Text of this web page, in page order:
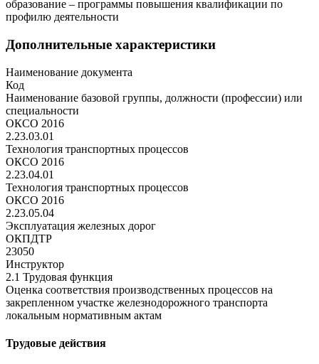
образование – программы повышения квалификации по
профилю деятельности
Дополнительные характеристики
Наименование документа
Код
Наименование базовой группы, должности (профессии) или
специальности
ОКСО 2016
2.23.03.01
Технология транспортных процессов
ОКСО 2016
2.23.04.01
Технология транспортных процессов
ОКСО 2016
2.23.05.04
Эксплуатация железных дорог
ОКПДТР
23050
Инструктор
2.1 Трудовая функция
Оценка соответствия производственных процессов на
закрепленном участке железнодорожного транспорта
локальным нормативным актам
Трудовые действия